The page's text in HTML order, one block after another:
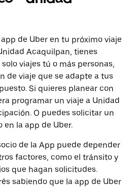
de Uber en tu próximo viaje
Acaquilpan, tienes
viajes tú o más personas,
de viaje que se adapte a tus
Si quieres planear con
programar un viaje a Unidad
O puedes solicitar un
en la app de Uber.
de la App puede depender
factores, como el tránsito y
que hagan solicitudes.
sabiendo que la app de Uber